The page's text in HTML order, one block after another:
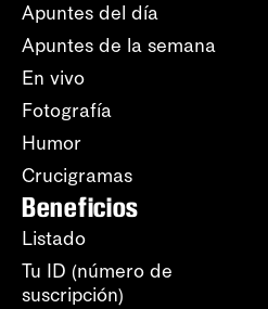
Apuntes del día
Apuntes de la semana
En vivo
Fotografía
Humor
Crucigramas
Beneficios
Listado
Tu ID (número de
suscripción)